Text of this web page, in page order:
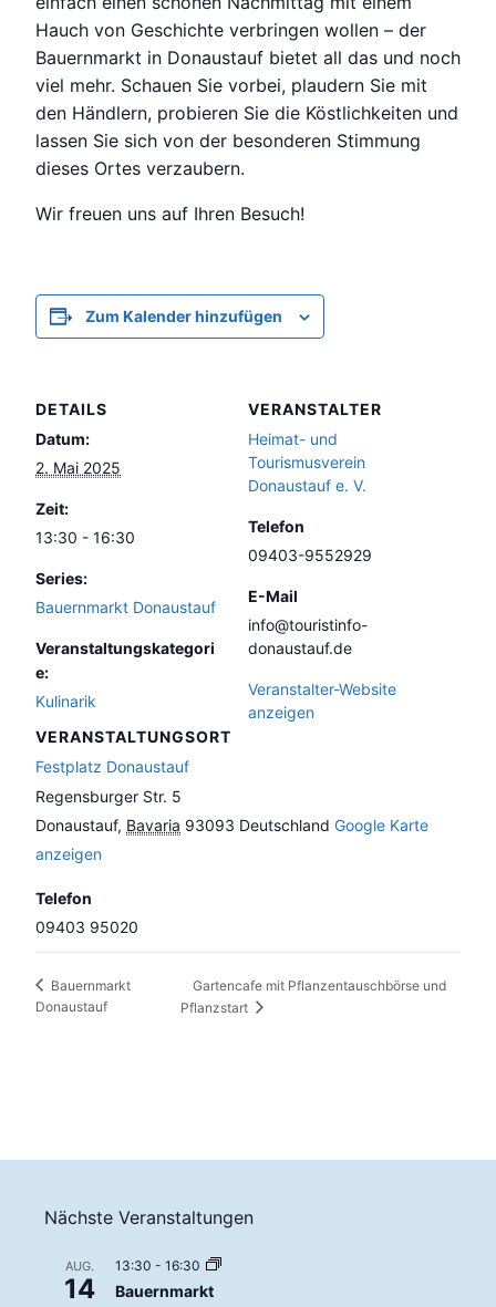
Hauch von Geschichte verbringen wollen – der
Bauernmarkt in Donaustauf bietet all das und noch
viel mehr. Schauen Sie vorbei, plaudern Sie mit
den Händlern, probieren Sie die Köstlichkeiten und
lassen Sie sich von der besonderen Stimmung
dieses Ortes verzaubern.
Wir freuen uns auf Ihren Besuch!
Zum Kalender hinzufügen
DETAILS
Datum:
2. Mai 2025
Zeit:
13:30 - 16:30
Series:
Bauernmarkt Donaustauf
Veranstaltungskategori
e:
Kulinarik
VERANSTALTUNGSORT
Festplatz Donaustauf
Regensburger Str. 5
Donaustauf, Bavaria 93093 Deutschland Google Karte
anzeigen
Telefon
09403 95020
VERANSTALTER
Heimat- und
Tourismusverein
Donaustauf e. V.
Telefon
09403-9552929
E-Mail
info@touristinfo-
donaustauf.de
Veranstalter-Website
anzeigen
Bauernmarkt
Donaustauf
Gartencafe mit Pflanzentauschbörse und
Pflanzstart
Nächste Veranstaltungen
AUG.
14
13:30 - 16:30
Bauernmarkt